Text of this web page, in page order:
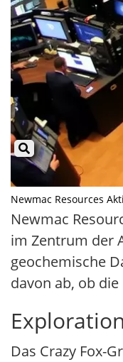
Newmac Resources
Newmac
im Zentrum der
geochemische
davon ab, ob
Das Crazy Fox-